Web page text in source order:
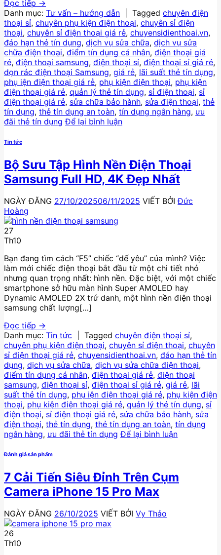
Đọc tiếp →
Danh mục: Tư vấn – hướng dẫn Tagged chuyên điện
thoại sỉ, chuyên phụ kiện điện thoại, chuyên sỉ điện
thoại, chuyên sỉ điện thoại giá rẻ, chuyensidienthoai.vn,
đáo hạn thẻ tín dụng, dịch vụ sửa chữa, dịch vụ sửa
chữa điện thoại, điểm tín dụng cá nhân, điện thoại giá
rẻ, điện thoại samsung, điện thoại sỉ, điện thoại sỉ giá rẻ,
dọn rác điện thoại Samsung, giá rẻ, lãi suất thẻ tín dụng,
phụ iện điện thoại giá rẻ, phụ kiện điện thoại, phụ kiện
điện thoại giá rẻ, quản lý thẻ tín dụng, sỉ điện thoại, sỉ
điện thoại giá rẻ, sửa chữa bảo hành, sửa điện thoại, thẻ
tín dụng, thẻ tín dụng an toàn, tín dụng ngân hàng, ưu
đãi thẻ tín dụng Để lại bình luận
Tin tức
Bộ Sưu Tập Hình Nền Điện Thoại
Samsung Full HD, 4K Đẹp Nhất
NGÀY ĐĂNG 27/10/202506/11/2025 VIẾT BỞIĐức
Hoàng
27
Th10
Bạn đang tìm cách “F5” chiếc “dế yêu” của mình? Việc
làm mới chiếc điện thoại bắt đầu từ một chi tiết nhỏ
nhưng quan trọng nhất: hình nền. Đặc biệt, với một chiếc
smartphone sở hữu màn hình Super AMOLED hay
Dynamic AMOLED 2X trứ danh, một hình nền điện thoại
samsung chất lượng[…]
Đọc tiếp →
Danh mục: Tin tức Tagged chuyên điện thoại sỉ,
chuyên phụ kiện điện thoại, chuyên sỉ điện thoại, chuyên
sỉ điện thoại giá rẻ, chuyensidienthoai.vn, đáo hạn thẻ tín
dụng, dịch vụ sửa chữa, dịch vụ sửa chữa điện thoại,
điểm tín dụng cá nhân, điện thoại giá rẻ, điện thoại
samsung, điện thoại sỉ, điện thoại sỉ giá rẻ, giá rẻ, lãi
suất thẻ tín dụng, phụ iện điện thoại giá rẻ, phụ kiện điện
thoại, phụ kiện điện thoại giá rẻ, quản lý thẻ tín dụng, sỉ
điện thoại, sỉ điện thoại giá rẻ, sửa chữa bảo hành, sửa
điện thoại, thẻ tín dụng, thẻ tín dụng an toàn, tín dụng
ngân hàng, ưu đãi thẻ tín dụng Để lại bình luận
Đánh giá sản phẩm
7 Cải Tiến Siêu Đỉnh Trên Cụm
Camera iPhone 15 Pro Max
NGÀY ĐĂNG 26/10/2025 VIẾT BỞI Vy Thảo
26
Th10